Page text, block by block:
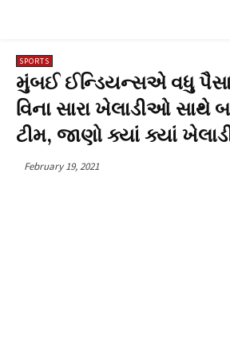
SPORTS
મુંબઈ ઈન્ડિયન્સએ વધુ પૈસા
વિના સારા ખેલાડીઓ સાથે
ટીમ, જાણો ક્યાં ક્યાં
February 19, 2021